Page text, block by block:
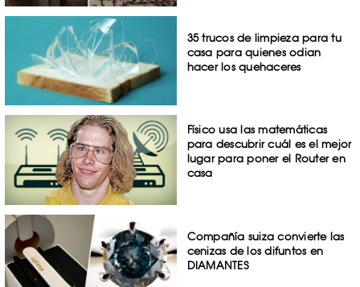
35 trucos de limpieza para tu
casa para quienes odian
hacer los quehaceres
Físico usa las matemáticas
para descubrir cuál es el mejor
lugar para poner el Router en
casa
Compañía suiza convierte las
cenizas de los difuntos en
DIAMANTES